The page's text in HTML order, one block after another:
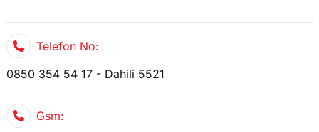
Telefon No:
0850 354 54 17 - Dahili 5521
Gsm: